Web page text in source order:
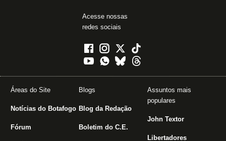
Acesse nossas
redes sociais
Áreas do Site
Notícias do Botafogo
Fórum
Blogs
Blog da Redação
Boletim do C.E.
Assuntos mais
populares
John Textor
Libertadores